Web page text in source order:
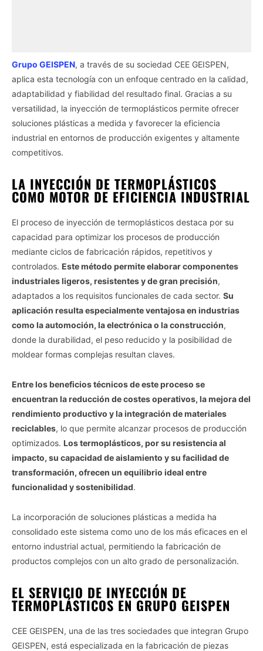
Grupo GEISPEN, a través de su sociedad CEE GEISPEN,
aplica esta tecnología con un enfoque centrado en la calidad,
adaptabilidad y fiabilidad del resultado final. Gracias a su
versatilidad, la inyección de termoplásticos permite ofrecer
soluciones plásticas a medida y favorecer la eficiencia
industrial en entornos de producción exigentes y altamente
competitivos.
LA INYECCIÓN DE TERMOPLÁSTICOS
COMO MOTOR DE EFICIENCIA INDUSTRIAL
El proceso de inyección de termoplásticos destaca por su
capacidad para optimizar los procesos de producción
mediante ciclos de fabricación rápidos, repetitivos y
controlados. Este método permite elaborar componentes
industriales ligeros, resistentes y de gran precisión,
adaptados a los requisitos funcionales de cada sector. Su
aplicación resulta especialmente ventajosa en industrias
como la automoción, la electrónica o la construcción,
donde la durabilidad, el peso reducido y la posibilidad de
moldear formas complejas resultan claves.
Entre los beneficios técnicos de este proceso se
encuentran la reducción de costes operativos, la mejora del
rendimiento productivo y la integración de materiales
reciclables, lo que permite alcanzar procesos de producción
optimizados. Los termoplásticos, por su resistencia al
impacto, su capacidad de aislamiento y su facilidad de
transformación, ofrecen un equilibrio ideal entre
funcionalidad y sostenibilidad.
La incorporación de soluciones plásticas a medida ha
consolidado este sistema como uno de los más eficaces en el
entorno industrial actual, permitiendo la fabricación de
productos complejos con un alto grado de personalización.
EL SERVICIO DE INYECCIÓN DE
TERMOPLÁSTICOS EN GRUPO GEISPEN
CEE GEISPEN, una de las tres sociedades que integran Grupo
GEISPEN, está especializada en la fabricación de piezas